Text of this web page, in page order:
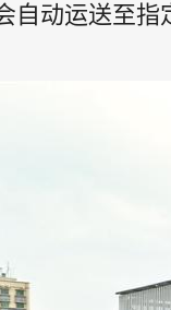
自动运送至